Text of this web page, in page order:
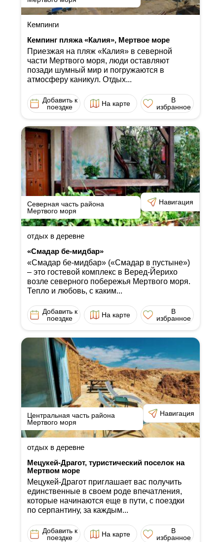
Кемпинги
Кемпинг пляжа «Калия», Мертвое море
Приезжая на пляж «Калия» в северной
части Мертвого моря, люди оставляют
позади шумный мир и погружаются в
атмосферу каникул. Отдых...
Добавить к
поездке
На карте
В
избранное
Северная часть района
Мертвого моря
Навигация
отдых в деревне
«Смадар бе-мидбар»
«Смадар бе-мидбар» («Смадар в пустыне»)
‒ это гостевой комплекс в Веред-Йерихо
возле северного побережья Мертвого моря.
Тепло и любовь, с каким...
Добавить к
поездке
На карте
В
избранное
Центральная часть района
Мертвого моря
Навигация
отдых в деревне
Мецукей-Драгот, туристический поселок на
Мертвом море
Мецукей-Драгот приглашает вас получить
единственные в своем роде впечатления,
которые начинаются еще в пути, с поездки
по серпантину, за каждым...
Добавить к
поездке
На карте
В
избранное